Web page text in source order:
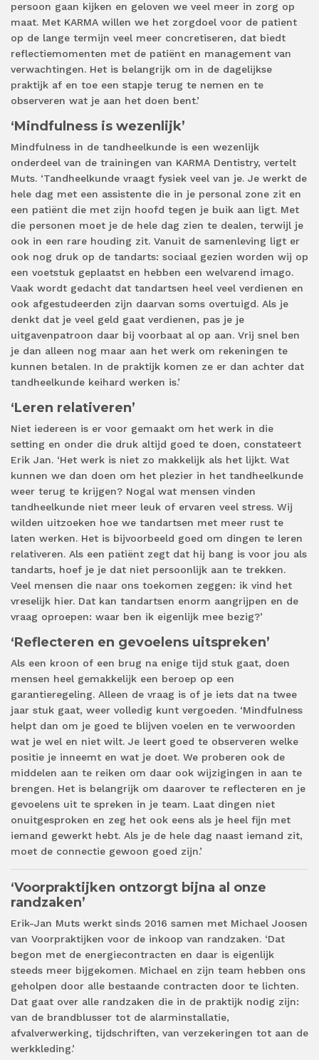
persoon gaan kijken en geloven we veel meer in zorg op
maat. Met KARMA willen we het zorgdoel voor de patient
op de lange termijn veel meer concretiseren, dat biedt
reflectiemomenten met de patiënt en management van
verwachtingen. Het is belangrijk om in de dagelijkse
praktijk af en toe een stapje terug te nemen en te
observeren wat je aan het doen bent.’
‘Mindfulness is wezenlijk’
Mindfulness in de tandheelkunde is een wezenlijk
onderdeel van de trainingen van KARMA Dentistry, vertelt
Muts. ‘Tandheelkunde vraagt fysiek veel van je. Je werkt de
hele dag met een assistente die in je personal zone zit en
een patiënt die met zijn hoofd tegen je buik aan ligt. Met
die personen moet je de hele dag zien te dealen, terwijl je
ook in een rare houding zit. Vanuit de samenleving ligt er
ook nog druk op de tandarts: sociaal gezien worden wij op
een voetstuk geplaatst en hebben een welvarend imago.
Vaak wordt gedacht dat tandartsen heel veel verdienen en
ook afgestudeerden zijn daarvan soms overtuigd. Als je
denkt dat je veel geld gaat verdienen, pas je je
uitgavenpatroon daar bij voorbaat al op aan. Vrij snel ben
je dan alleen nog maar aan het werk om rekeningen te
kunnen betalen. In de praktijk komen ze er dan achter dat
tandheelkunde keihard werken is.’
‘Leren relativeren’
Niet iedereen is er voor gemaakt om het werk in die
setting en onder die druk altijd goed te doen, constateert
Erik Jan. ‘Het werk is niet zo makkelijk als het lijkt. Wat
kunnen we dan doen om het plezier in het tandheelkunde
weer terug te krijgen? Nogal wat mensen vinden
tandheelkunde niet meer leuk of ervaren veel stress. Wij
wilden uitzoeken hoe we tandartsen met meer rust te
laten werken. Het is bijvoorbeeld goed om dingen te leren
relativeren. Als een patiënt zegt dat hij bang is voor jou als
tandarts, hoef je je dat niet persoonlijk aan te trekken.
Veel mensen die naar ons toekomen zeggen: ik vind het
vreselijk hier. Dat kan tandartsen enorm aangrijpen en de
vraag oproepen: waar ben ik eigenlijk mee bezig?’
‘Reflecteren en gevoelens uitspreken’
Als een kroon of een brug na enige tijd stuk gaat, doen
mensen heel gemakkelijk een beroep op een
garantieregeling. Alleen de vraag is of je iets dat na twee
jaar stuk gaat, weer volledig kunt vergoeden. ‘Mindfulness
helpt dan om je goed te blijven voelen en te verwoorden
wat je wel en niet wilt. Je leert goed te observeren welke
positie je inneemt en wat je doet. We proberen ook de
middelen aan te reiken om daar ook wijzigingen in aan te
brengen. Het is belangrijk om daarover te reflecteren en je
gevoelens uit te spreken in je team. Laat dingen niet
onuitgesproken en zeg het ook eens als je heel fijn met
iemand gewerkt hebt. Als je de hele dag naast iemand zit,
moet de connectie gewoon goed zijn.’
‘Voorpraktijken ontzorgt bijna al onze
randzaken’
Erik-Jan Muts werkt sinds 2016 samen met Michael Joosen
van Voorpraktijken voor de inkoop van randzaken. ‘Dat
begon met de energiecontracten en daar is eigenlijk
steeds meer bijgekomen. Michael en zijn team hebben ons
geholpen door alle bestaande contracten door te lichten.
Dat gaat over alle randzaken die in de praktijk nodig zijn:
van de brandblusser tot de alarminstallatie,
afvalverwerking, tijdschriften, van verzekeringen tot aan de
werkkleding.’